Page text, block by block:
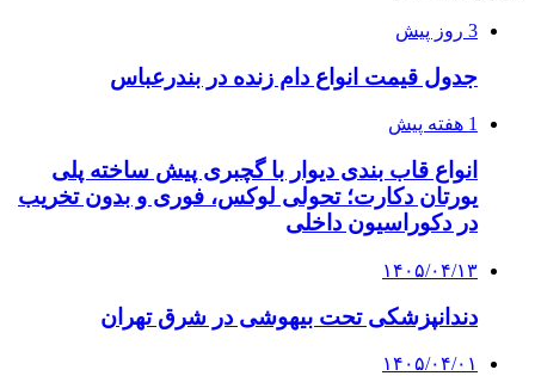
3 روز پیش
جدول قیمت انواع دام زنده در بندرعباس
1 هفته پیش
انواع قاب بندی دیوار با گچبری پیش ساخته پلی
یورتان دکارت؛ تحولی لوکس، فوری و بدون تخریب
در دکوراسیون داخلی
۱۴۰۵/۰۴/۱۳
دندانپزشکی تحت بیهوشی در شرق تهران
۱۴۰۵/۰۴/۰۱